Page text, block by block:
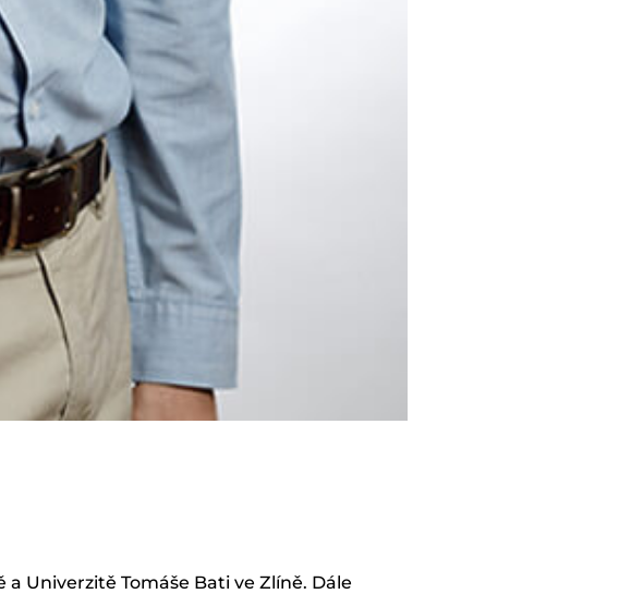
Univerzitě Tomáše Bati ve Zlíně. Dále